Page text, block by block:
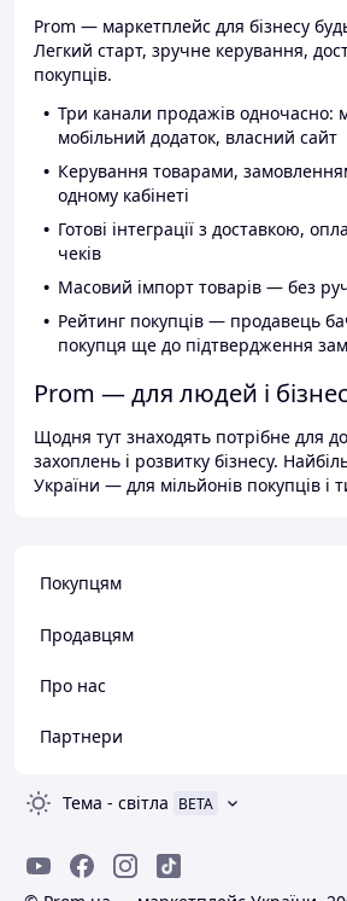
Prom — маркетплейс для бізнесу
Легкий старт, зручне керування,
покупців.
Три канали продажів одночасно:
мобільний додаток, власний сайт
Керування товарами,
одному кабінеті
Готові інтеграції з доставкою,
чеків
Масовий імпорт товарів — без
Рейтинг покупців — продавець
покупця ще до підтвердження
Prom — для людей і
Щодня тут знаходять потрібне для
захоплень і розвитку бізнесу.
України — для мільйонів покупців і
Покупцям
Продавцям
Про нас
Партнери
Тема - світла BETA